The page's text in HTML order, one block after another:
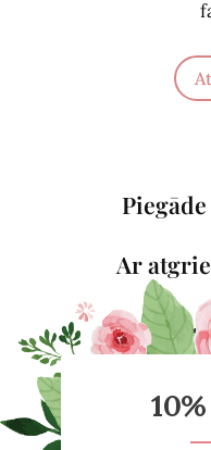
Ar